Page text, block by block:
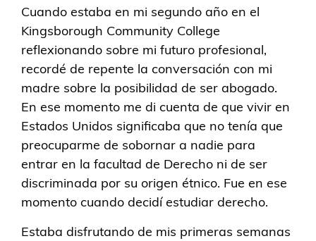
Cuando estaba en mi segundo año en el
Kingsborough Community College
reflexionando sobre mi futuro profesional,
recordé de repente la conversación con mi
madre sobre la posibilidad de ser abogado.
En ese momento me di cuenta de que vivir en
Estados Unidos significaba que no tenía que
preocuparme de sobornar a nadie para
entrar en la facultad de Derecho ni de ser
discriminada por su origen étnico. Fue en ese
momento cuando decidí estudiar derecho.
Estaba disfrutando de mis primeras semanas